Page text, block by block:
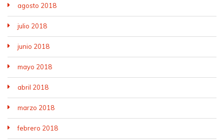
agosto 2018
julio 2018
junio 2018
mayo 2018
abril 2018
marzo 2018
febrero 2018